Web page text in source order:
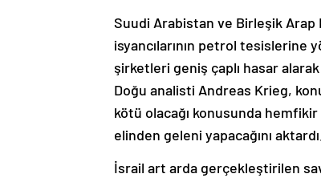
Suudi Arabistan ve Birleşik Arap
isyancılarının petrol tesislerine
şirketleri geniş çaplı hasar
Doğu analisti Andreas Krieg,
kötü olacağı konusunda
elinden geleni yapacağını aktardı.
İsrail art arda gerçekleştirilen